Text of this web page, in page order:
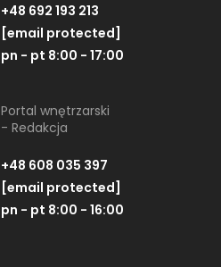
+48 692 193 213
[email protected]
pn - pt 8:00 - 17:00
Portal wnętrzarski
- Redakcja
+48 608 035 397
[email protected]
pn - pt 8:00 - 16:00